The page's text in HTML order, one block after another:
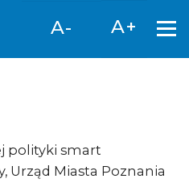
A- A+
polityki smart
Urząd Miasta Poznania